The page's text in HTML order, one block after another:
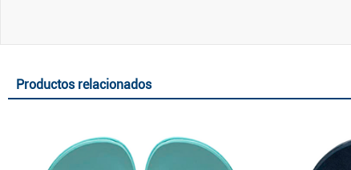
Productos relacionados